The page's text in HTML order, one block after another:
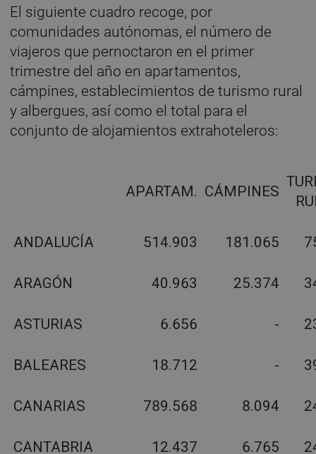
El siguiente cuadro recoge, por
comunidades autónomas, el número de
viajeros que pernoctaron en el primer
trimestre del año en apartamentos,
cámpines, establecimientos de turismo rural
y albergues, así como el total para el
conjunto de alojamientos extrahoteleros:
APARTAM. CÁMPINES
ANDALUCÍA 514.903 181.065
ARAGÓN 40.963 25.374
ASTURIAS 6.656 -
BALEARES 18.712 -
CANARIAS 789.568 8.094
CANTABRIA 12.437 6.765